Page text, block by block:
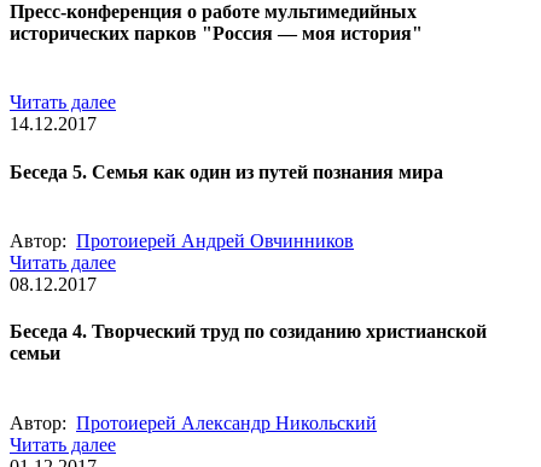
Пресс-конференция о работе мультимедийных
исторических парков "Россия — моя история"
Читать далее
14.12.2017
Беседа 5. Семья как один из путей познания мира
Автор: Протоиерей Андрей Овчинников
Читать далее
08.12.2017
Беседа 4. Творческий труд по созиданию христианской
семьи
Автор: Протоиерей Александр Никольский
Читать далее